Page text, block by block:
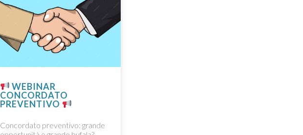
WEBINAR
CONCORDATO
PREVENTIVO
Concordato preventivo: grande